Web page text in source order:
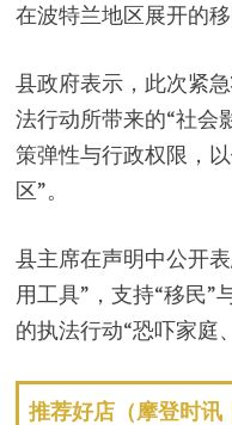
在波特兰地区展开的
县政府表示，此次紧
法行动所带来的“社会
策弹性与行政权限，
区”。
县主席在声明中公开
用工具”，支持“移民”
的执法行动“恐吓家庭
推荐好店（摩登时讯